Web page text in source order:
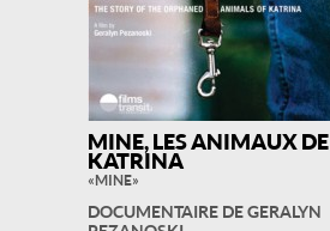
MINE, LES ANIMAUX DE
KATRINA
« MINE »
DOCUMENTAIRE DE GERALYN